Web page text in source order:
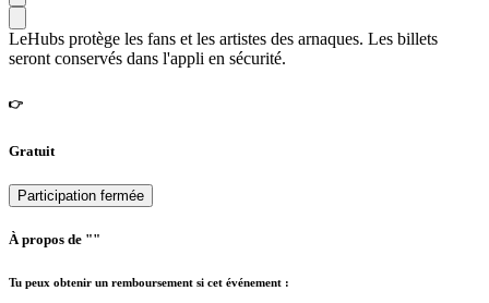
LeHubs protège les fans et les artistes des arnaques. Les billets
seront conservés dans l'appli en sécurité.
👉
Gratuit
Participation fermée
À propos de ""
Tu peux obtenir un remboursement si cet événement :